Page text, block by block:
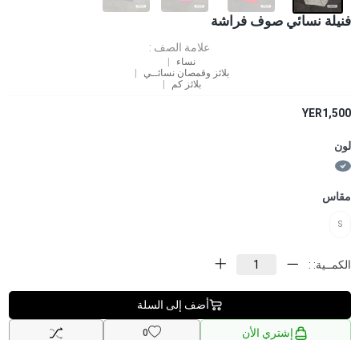
فنيلة نسائي صوف فراشة
علامة الصف :
نساء
بلائز وقمصان نسائــي
بلائز كم
YER1,500
لون
مقاس
S
الكمــية: :
أضف إلى السلة
إشتري الأن 0